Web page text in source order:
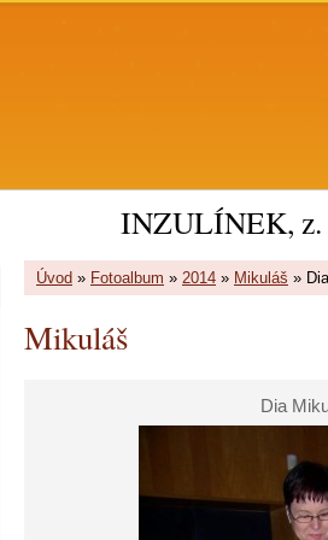
INZULÍNEK, z.
Úvod » Fotoalbum » 2014 » Mikuláš »
Mikuláš
Dia